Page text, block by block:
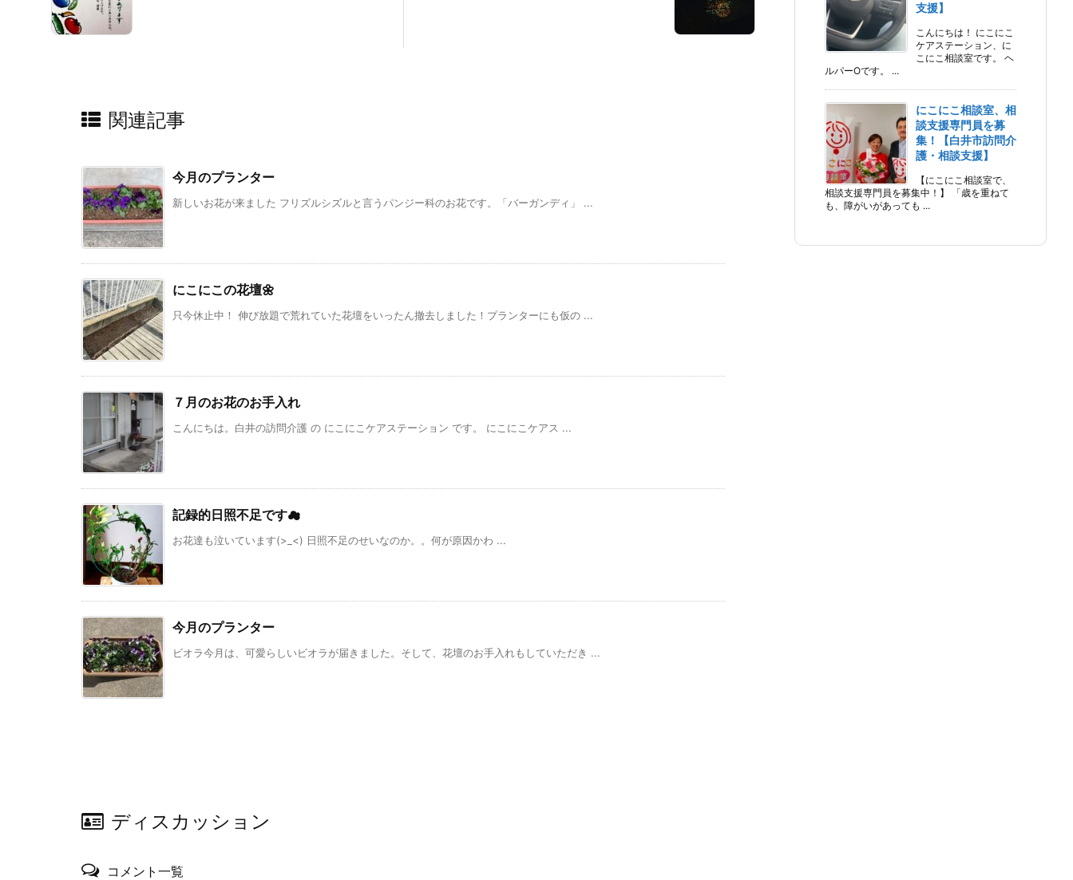
関連記事
今月のプランター
新しいお花が来ました フリズルシズルと言うパンジー科のお花です。「バーガンディ」 ...
にこにこの花壇🌼
只今休止中！ 伸び放題で荒れていた花壇をいったん撤去しました！プランターにも仮の ...
７月のお花のお手入れ
こんにちは。白井の訪問介護 の にこにこケアステーション です。 にこにこケアス ...
記録的日照不足です☁
お花達も泣いています(>_<) 日照不足のせいなのか。。何が原因かわ ...
今月のプランター
ビオラ今月は、可愛らしいビオラが届きました。そして、花壇のお手入れもしていただき ...
ディスカッション
コメント一覧
支援】
こんにちは！ にこにこ
ケアステーション、に
こにこ相談室です。 ヘ
ルパーOです。 ...
にこにこ相談室、相
談支援専門員を募
集！【白井市訪問介
護・相談支援】
【にこにこ相談室で、
相談支援専門員を募集中！】 「歳を重ねて
も、障がいがあっても ...